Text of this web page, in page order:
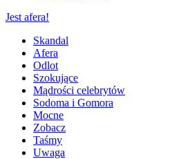
Jest afera!
Skandal
Afera
Odlot
Szokujące
Mądrości celebrytów
Sodoma i Gomora
Mocne
Zobacz
Taśmy
Uwaga